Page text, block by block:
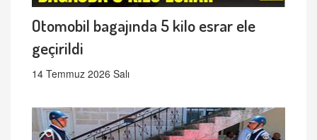
Otomobil bagajında 5 kilo esrar ele
geçirildi
14 Temmuz 2026 Salı